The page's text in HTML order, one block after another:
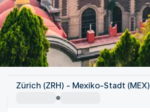
Mexiko
Mexiko-Stadt
Zürich (ZRH) - Mexiko-Stadt (MEX)